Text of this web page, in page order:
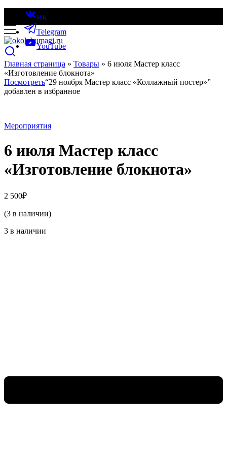
ВК
Telegram
YouTube
Главная страница » Товары » 6 июля Мастер класс
«Изготовление блокнота»
Посмотреть“29 ноября Мастер класс «Коллажный постер»”
добавлен в избранное
Мероприятия
6 июля Мастер класс
«Изготовление блокнота»
2 500₽
(3 в наличии)
3 в наличии